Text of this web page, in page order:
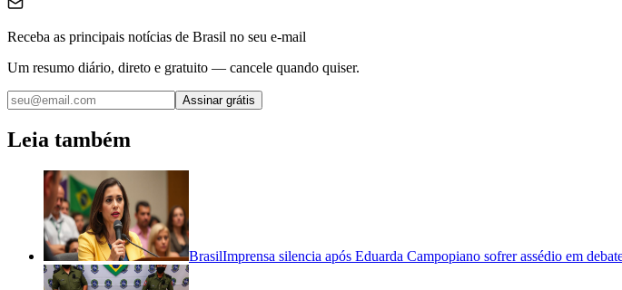
Receba as principais notícias de Brasil no seu e-mail
Um resumo diário, direto e gratuito — cancele quando quiser.
Assinar grátis
Leia também
BrasilImprensa silencia após Eduarda Campopiano sofrer assédio em